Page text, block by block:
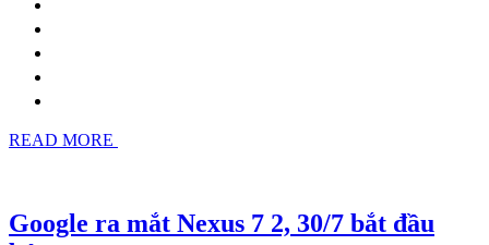
READ MORE
Google ra mắt Nexus 7 2, 30/7 bắt đầu